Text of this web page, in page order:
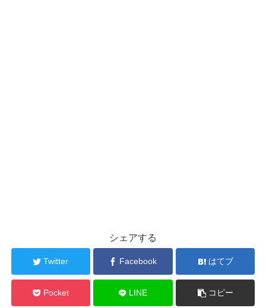
シェアする
Twitter Facebook はてブ
Pocket LINE コピー